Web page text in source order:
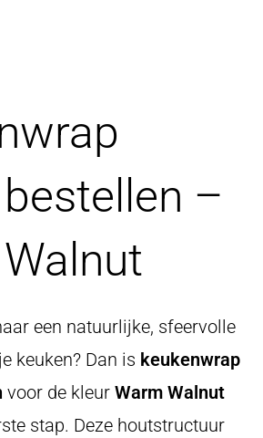
–
een natuurlijke, sfeervolle
keuken? Dan is keukenwrap
voor de kleur Warm Walnut
stap. Deze houtstructuur